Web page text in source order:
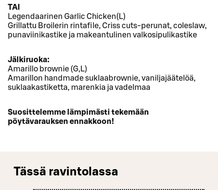
TAI
Legendaarinen Garlic Chicken(L)
Grillattu Broilerin rintafile, Criss cuts-perunat, coleslaw,
punaviinikastike ja makeantulinen valkosipulikastike
Jälkiruoka:
Amarillo brownie (G,L)
Amarillon handmade suklaabrownie, vaniljajäätelöä,
suklaakastiketta, marenkia ja vadelmaa
Suosittelemme lämpimästi tekemään
pöytävarauksen ennakkoon!
Tässä ravintolassa